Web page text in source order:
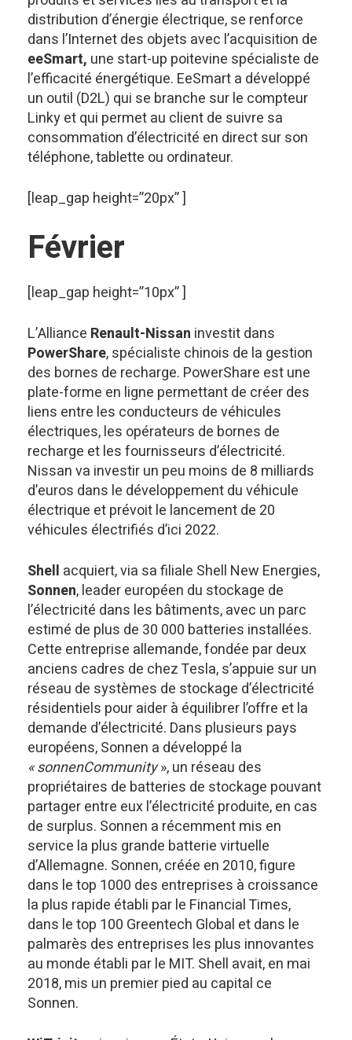
distribution d’énergie électrique, se renforce
dans l’Internet des objets avec l’acquisition de
eeSmart, une start-up poitevine spécialiste de
l’efficacité énergétique. EeSmart a développé
un outil (D2L) qui se branche sur le compteur
Linky et qui permet au client de suivre sa
consommation d’électricité en direct sur son
téléphone, tablette ou ordinateur.
[leap_gap height=”20px” ]
Février
[leap_gap height=”10px” ]
L’Alliance Renault-Nissan investit dans
PowerShare, spécialiste chinois de la gestion
des bornes de recharge. PowerShare est une
plate-forme en ligne permettant de créer des
liens entre les conducteurs de véhicules
électriques, les opérateurs de bornes de
recharge et les fournisseurs d’électricité.
Nissan va investir un peu moins de 8 milliards
d’euros dans le développement du véhicule
électrique et prévoit le lancement de 20
véhicules électrifiés d’ici 2022.
Shell acquiert, via sa filiale Shell New Energies,
Sonnen, leader européen du stockage de
l’électricité dans les bâtiments, avec un parc
estimé de plus de 30 000 batteries installées.
Cette entreprise allemande, fondée par deux
anciens cadres de chez Tesla, s’appuie sur un
réseau de systèmes de stockage d’électricité
résidentiels pour aider à équilibrer l’offre et la
demande d’électricité. Dans plusieurs pays
européens, Sonnen a développé la
« sonnenCommunity», un réseau des
propriétaires de batteries de stockage pouvant
partager entre eux l’électricité produite, en cas
de surplus. Sonnen a récemment mis en
service la plus grande batterie virtuelle
d’Allemagne. Sonnen, créée en 2010, figure
dans le top 1000 des entreprises à croissance
la plus rapide établi par le Financial Times,
dans le top 100 Greentech Global et dans le
palmarès des entreprises les plus innovantes
au monde établi par le MIT. Shell avait, en mai
2018, mis un premier pied au capital ce
Sonnen.